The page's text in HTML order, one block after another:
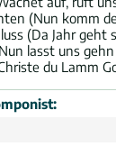
(Nun komm
(Da Jahr geht
lasst uns
du Lamm